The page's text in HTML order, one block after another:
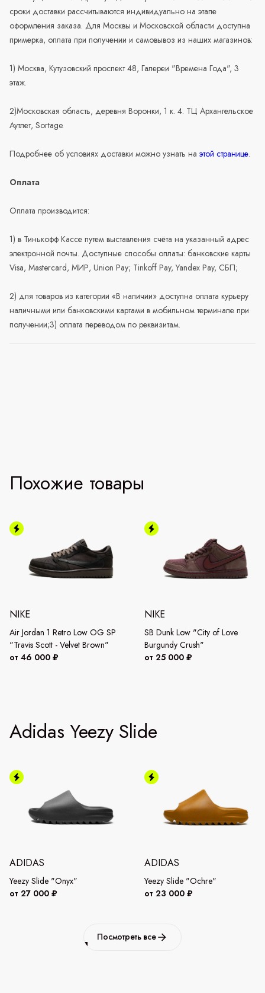
сроки доставки рассчитываются индивидуально на этапе
оформления заказа. Для Москвы и Московской области доступна
примерка, оплата при получении и самовывоз из наших магазинов:
1) Москва, Кутузовский проспект 48, Галереи "Времена Года", 3
этаж.
2)Московская область, деревня Воронки, 1 к. 4. ТЦ Архангельское
Аутлет, Sortage.
Подробнее об условиях доставки можно узнать на этой странице.
Оплата
Оплата производится:
1) в Тинькофф Кассе путем выставления счёта на указанный адрес
электронной почты. Доступные способы оплаты: банковские карты
Visa, Mastercard, МИР, Union Pay; Tinkoff Pay, Yandex Pay, СБП;
2) для товаров из категории «В наличии» доступна оплата курьеру
наличными или банковскими картами в мобильном терминале при
получении;3) оплата переводом по реквизитам.
Похожие товары
NIKE
Air Jordan 1 Retro Low OG SP
"Travis Scott - Velvet Brown"
от 46 000 ₽
NIKE
SB Dunk Low "City of Love
Burgundy Crush"
от 25 000 ₽
Adidas Yeezy Slide
ADIDAS
Yeezy Slide "Onyx"
от 27 000 ₽
ADIDAS
Yeezy Slide "Ochre"
от 23 000 ₽
Посмотреть все